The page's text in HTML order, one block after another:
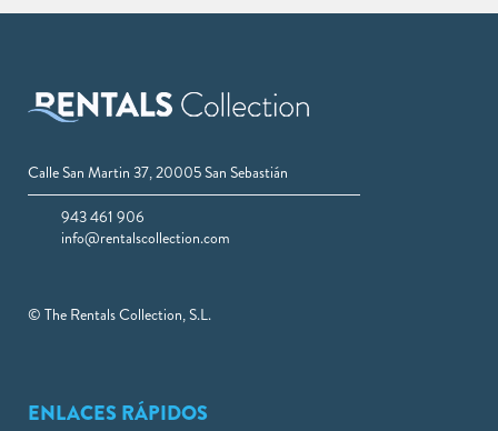
Calle San Martin 37, 20005 San Sebastián
943 461 906
info@rentalscollection.com
© The Rentals Collection, S.L.
ENLACES RÁPIDOS